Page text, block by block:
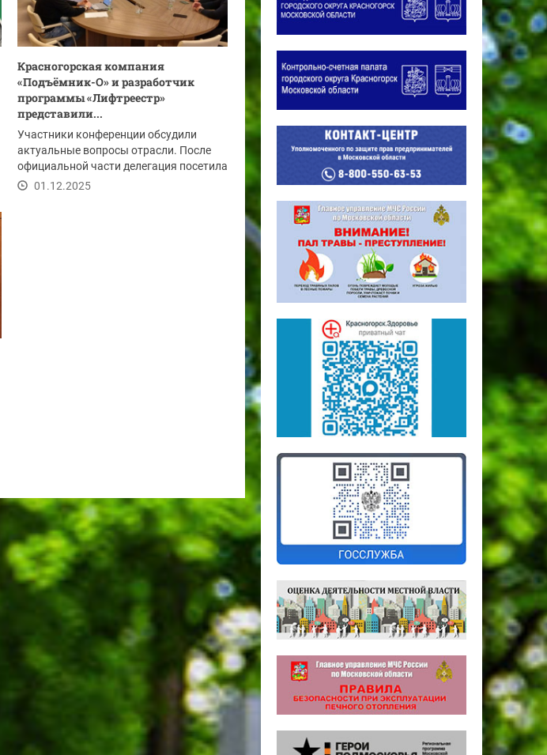
Красногорская компания
«Подъёмник-О» и разработчик
программы «Лифтреестр»
представили...
Участники конференции обсудили
актуальные вопросы отрасли. После
официальной части делегация посетила
завод ООО ПО...
01.12.2025